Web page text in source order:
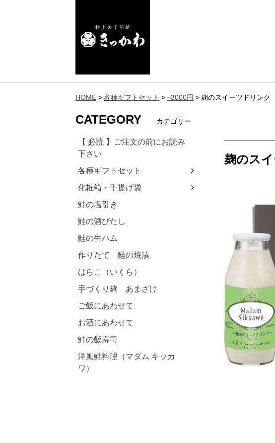
HOME 各種ギフトセット ~3000円 麹のスイーツドリン
麹のス
CATEGORY カテゴリー
【 必読 】ご注文の前にお読み
下さい
各種ギフトセット
化粧箱・手提げ袋
鮭の塩引き
鮭の酒びたし
鮭の生ハム
作りたて 鮭の焼漬
はらこ（いくら）
手づくり麹 あまざけ
ご飯にあわせて
お酒にあわせて
鮭の飯寿司
洋風鮭料理（マダム キッカ
ワ）